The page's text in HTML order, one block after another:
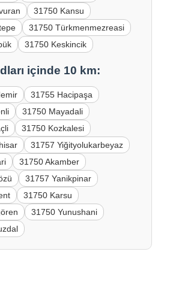
31750 Kansu
31750 Türkmenmezreasi
31750 Keskincik
içinde 10 km:
31755 Hacipaşa
31750 Mayadali
31750 Kozkalesi
31757 Yiğityolukarbeyaz
31750 Akamber
31757 Yanikpinar
31750 Karsu
31750 Yunushani